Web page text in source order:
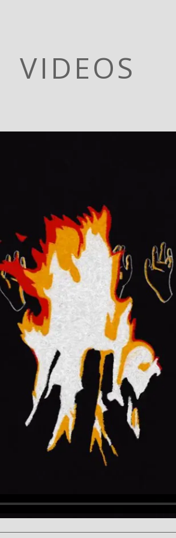
VIDEOS